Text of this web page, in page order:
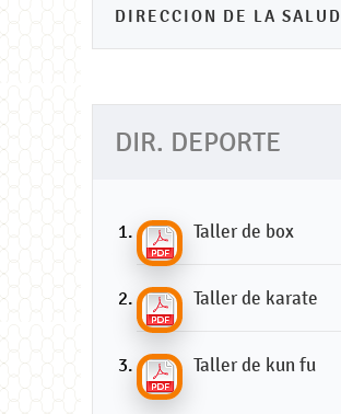
DIRECCION DE LA SALUD
DIR. DEPORTE
Taller de box
Taller de karate
Taller de kun fu